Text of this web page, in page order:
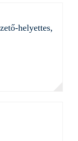
helyettes,